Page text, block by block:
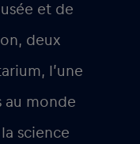
et de
deux
l’une
au monde
science